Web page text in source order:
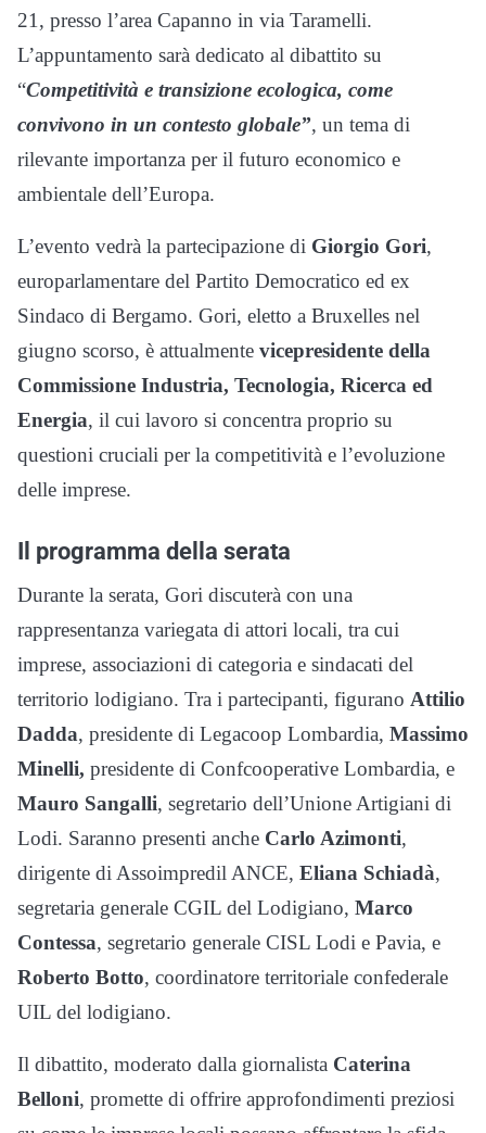
21, presso l’area Capanno in via Taramelli.
L’appuntamento sarà dedicato al dibattito su
“Competitività e transizione ecologica, come
convivono in un contesto globale”, un tema di
rilevante importanza per il futuro economico e
ambientale dell’Europa.
L’evento vedrà la partecipazione di Giorgio Gori,
europarlamentare del Partito Democratico ed ex
Sindaco di Bergamo. Gori, eletto a Bruxelles nel
giugno scorso, è attualmente vicepresidente della
Commissione Industria, Tecnologia, Ricerca ed
Energia, il cui lavoro si concentra proprio su
questioni cruciali per la competitività e l’evoluzione
delle imprese.
Il programma della serata
Durante la serata, Gori discuterà con una
rappresentanza variegata di attori locali, tra cui
imprese, associazioni di categoria e sindacati del
territorio lodigiano. Tra i partecipanti, figurano Attilio
Dadda, presidente di Legacoop Lombardia, Massimo
Minelli, presidente di Confcooperative Lombardia, e
Mauro Sangalli, segretario dell’Unione Artigiani di
Lodi. Saranno presenti anche Carlo Azimonti,
dirigente di Assoimpredil ANCE, Eliana Schiadà,
segretaria generale CGIL del Lodigiano, Marco
Contessa, segretario generale CISL Lodi e Pavia, e
Roberto Botto, coordinatore territoriale confederale
UIL del lodigiano.
Il dibattito, moderato dalla giornalista Caterina
Belloni, promette di offrire approfondimenti preziosi